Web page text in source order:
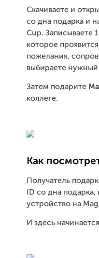
Cкачиваете и
со дна подарка и
Cup. Записываете
которое
пожелания,
выбираете
Затем подарите
коллеге.
Как
Получатель
ID со дна
устройство на
И здесь